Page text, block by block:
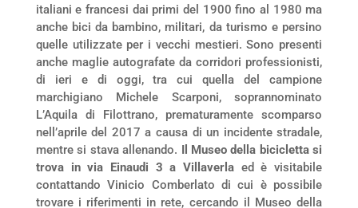
italiani e francesi dai primi del 1900 fino al 1980 ma
anche bici da bambino, militari, da turismo e persino
quelle utilizzate per i vecchi mestieri. Sono presenti
anche maglie autografate da corridori professionisti,
di ieri e di oggi, tra cui quella del campione
marchigiano Michele Scarponi, soprannominato
L’Aquila di Filottrano, prematuramente scomparso
nell’aprile del 2017 a causa di un incidente stradale,
mentre si stava allenando. Il Museo della bicicletta si
trova in via Einaudi 3 a Villaverla ed è visitabile
contattando Vinicio Comberlato di cui è possibile
trovare i riferimenti in rete, cercando il Museo della